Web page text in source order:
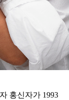
홍신자가 1993